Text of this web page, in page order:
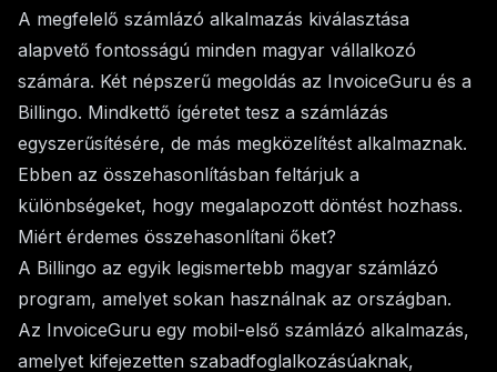
A megfelelő számlázó alkalmazás kiválasztása
alapvető fontosságú minden magyar vállalkozó
számára. Két népszerű megoldás az InvoiceGuru és a
Billingo. Mindkettő ígéretet tesz a számlázás
egyszerűsítésére, de más megközelítést alkalmaznak.
Ebben az összehasonlításban feltárjuk a
különbségeket, hogy megalapozott döntést hozhass.
Miért érdemes összehasonlítani őket?
A Billingo az egyik legismertebb magyar számlázó
program, amelyet sokan használnak az országban.
Az InvoiceGuru egy mobil-első számlázó alkalmazás,
amelyet kifejezetten szabadfoglalkozásúaknak,